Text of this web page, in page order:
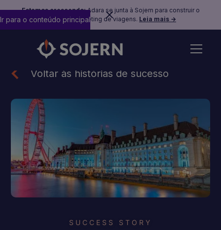
Estamos crescendo:Adara se junta à Sojern para construir o
futuro do marketing de viagens. Leia mais →
Ir para o conteúdo principal
Voltar às histórias de sucesso
SUCCESS STORY